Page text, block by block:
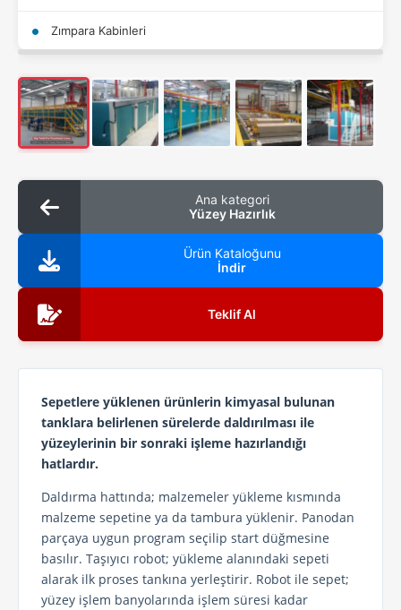
Zımpara Kabinleri
Ana kategori
Yüzey Hazırlık
Ürün Kataloğunu
İndir
Teklif Al
Sepetlere yüklenen ürünlerin kimyasal bulunan
tanklara belirlenen sürelerde daldırılması ile
yüzeylerinin bir sonraki işleme hazırlandığı
hatlardır.
Daldırma hattında; malzemeler yükleme kısmında
malzeme sepetine ya da tambura yüklenir. Panodan
parçaya uygun program seçilip start düğmesine
basılır. Taşıyıcı robot; yükleme alanındaki sepeti
alarak ilk proses tankına yerleştirir. Robot ile sepet;
yüzey işlem banyolarında işlem süresi kadar